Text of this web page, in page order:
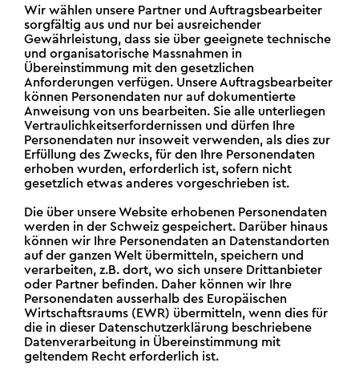
Wir wählen unsere Partner und Auftragsbearbeiter
sorgfältig aus und nur bei ausreichender
Gewährleistung, dass sie über geeignete technische
und organisatorische Massnahmen in
Übereinstimmung mit den gesetzlichen
Anforderungen verfügen. Unsere Auftragsbearbeiter
können Personendaten nur auf dokumentierte
Anweisung von uns bearbeiten. Sie alle unterliegen
Vertraulichkeitserfordernissen und dürfen Ihre
Personendaten nur insoweit verwenden, als dies zur
Erfüllung des Zwecks, für den Ihre Personendaten
erhoben wurden, erforderlich ist, sofern nicht
gesetzlich etwas anderes vorgeschrieben ist.
Die über unsere Website erhobenen Personendaten
werden in der Schweiz gespeichert. Darüber hinaus
können wir Ihre Personendaten an Datenstandorten
auf der ganzen Welt übermitteln, speichern und
verarbeiten, z.B. dort, wo sich unsere Drittanbieter
oder Partner befinden. Daher können wir Ihre
Personendaten ausserhalb des Europäischen
Wirtschaftsraums (EWR) übermitteln, wenn dies für
die in dieser Datenschutzerklärung beschriebene
Datenverarbeitung in Übereinstimmung mit
geltendem Recht erforderlich ist.